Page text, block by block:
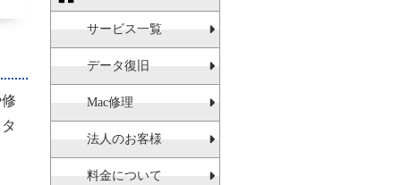
サービス一覧
データ復旧
Mac修理
法人のお客様
料金について